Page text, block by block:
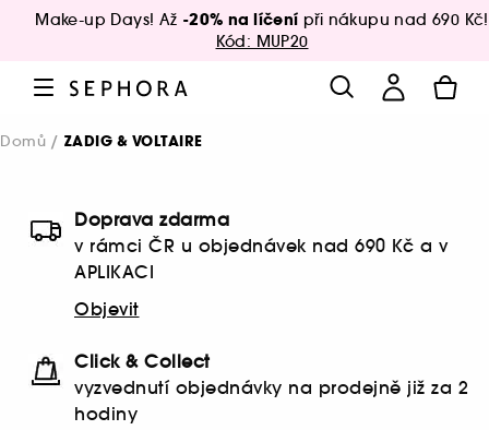
Make-up Days! Až -20% na líčení při nákupu nad 690 Kč!
Kód: MUP20
Domů ZADIG & VOLTAIRE
Doprava zdarma
v rámci ČR u objednávek nad 690 Kč a v
APLIKACI
Objevit
Click & Collect
vyzvednutí objednávky na prodejně již za 2
hodiny